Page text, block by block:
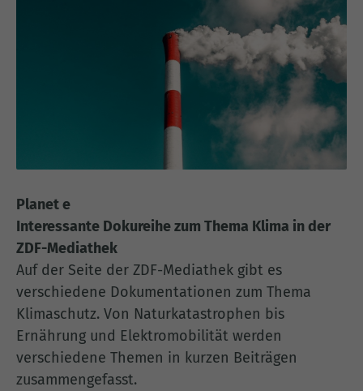
Planet e
Interessante Dokureihe zum Thema Klima in der
ZDF-Mediathek
Auf der Seite der ZDF-Mediathek gibt es
verschiedene Dokumentationen zum Thema
Klimaschutz. Von Naturkatastrophen bis
Ernährung und Elektromobilität werden
verschiedene Themen in kurzen Beiträgen
zusammengefasst.